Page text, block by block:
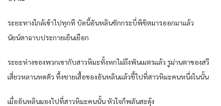
ระยะทาง​ใกล้​เข้าไป​ทุกที​ บัดนี้​อัน​หลิน​ชัก​กระบี่​พิชิตมาร​ออกมา​แล้ว​
นัยน์ตา​ฉาบ​ประกาย​เย็นเยือก​
ระยะห่าง​ของ​พวกเขา​กับ​สาว​หิมะ​ทั้ง​หก​ไม่ถึงพัน​เมตร​แล้ว​ รูม่านตา​ของ​สวี​
เสี่ยว​หลาน​หดตัว​ ทึ้ง​ชาย​เสื้อ​ของ​อัน​หลิน​แล้ว​ชี้ไปที่​สาว​หิมะ​คน​หนึ่ง​ใน​นั้น​
เมื่อ​อัน​หลิน​มอง​ไปที่​สาว​หิมะ​คน​นั้น​ หัวใจ​ก็​พลัน​สะดุ้ง​